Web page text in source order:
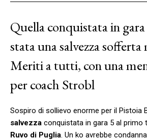
Quella conquistata in
stata una salvezza
Meriti a tutti, con una
per coach Strobl
Sospiro di sollievo enorme per il Pistoia
salvezza conquistata in gara 5 al primo
Ruvo di Puglia. Un ko avrebbe